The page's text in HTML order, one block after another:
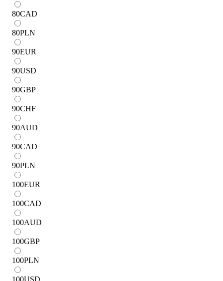
80CAD
80PLN
90EUR
90USD
90GBP
90CHF
90AUD
90CAD
90PLN
100EUR
100CAD
100AUD
100GBP
100PLN
100USD